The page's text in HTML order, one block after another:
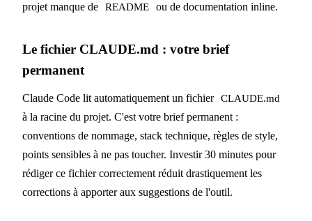
projet manque de
README ou de documentation inline.
Le fichier CLAUDE.md : votre brief
permanent
Claude Code lit automatiquement un fichier CLAUDE.md
à la racine du projet. C'est votre brief permanent :
conventions de nommage, stack technique, règles de style,
points sensibles à ne pas toucher. Investir 30 minutes pour
rédiger ce fichier correctement réduit drastiquement les
corrections à apporter aux suggestions de l'outil.